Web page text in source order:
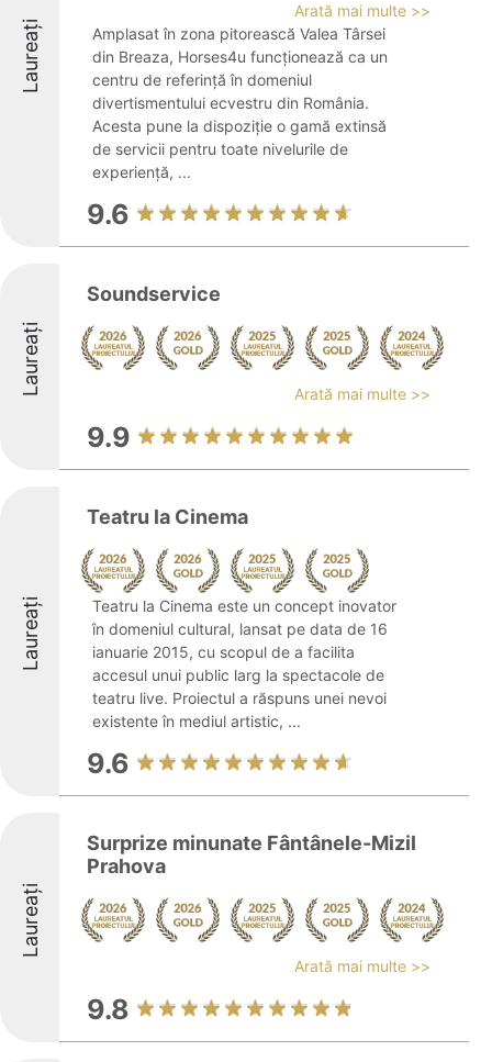
Laureați
Arată mai multe >>
Amplasat în zona pitorească Valea Târsei
din Breaza, Horses4u funcționează ca un
centru de referință în domeniul
divertismentului ecvestru din România.
Acesta pune la dispoziție o gamă extinsă
de servicii pentru toate nivelurile de
experiență, ...
9.6
Laureați
Soundservice
Arată mai multe >>
9.9
Laureați
Teatru la Cinema
Teatru la Cinema este un concept inovator
în domeniul cultural, lansat pe data de 16
ianuarie 2015, cu scopul de a facilita
accesul unui public larg la spectacole de
teatru live. Proiectul a răspuns unei nevoi
existente în mediul artistic, ...
9.6
Laureați
Surprize minunate Fântânele-Mizil
Prahova
Arată mai multe >>
9.8